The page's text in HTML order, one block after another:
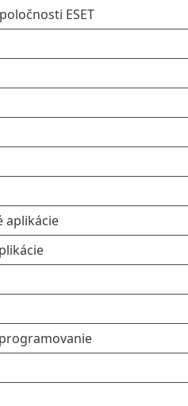
ESET
aplikácie